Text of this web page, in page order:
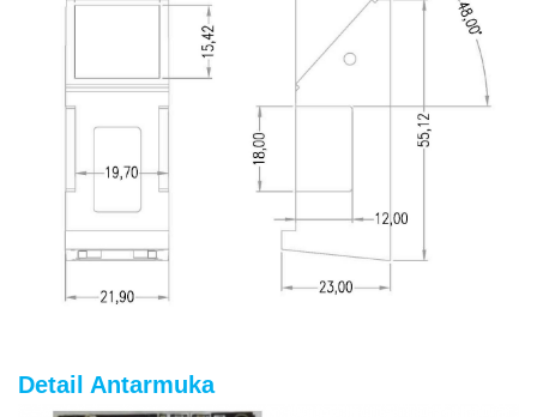
Detail Antarmuka